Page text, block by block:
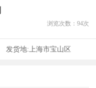
浏览次数： 94次
发货地:上海市宝山区